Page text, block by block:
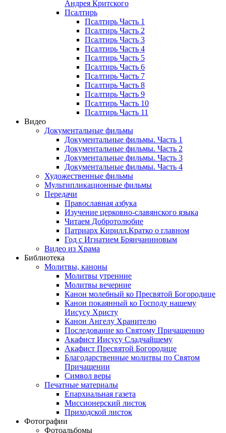
Андрея Критского
Псалтирь
Псалтирь Часть 1
Псалтирь Часть 2
Псалтирь Часть 3
Псалтирь Часть 4
Псалтирь Часть 5
Псалтирь Часть 6
Псалтирь Часть 7
Псалтирь Часть 8
Псалтирь Часть 9
Псалтирь Часть 10
Псалтирь Часть 11
Видео
Документальные фильмы
Документальные фильмы. Часть 1
Документальные фильмы. Часть 2
Документальные фильмы. Часть 3
Документальные фильмы. Часть 4
Художественные фильмы
Мультипликационные фильмы
Передачи
Православная азбука
Изучение церковно-славянского языка
Читаем Добротолюбие
Патриарх Кирилл.Кратко о главном
Год с Игнатием Брянчаниновым
Видео из Храма
Библиотека
Молитвы, каноны
Молитвы утренние
Молитвы вечерние
Канон молебный ко Пресвятой Богородице
Канон покаянный ко Господу нашему
Иисусу Христу
Канон Ангелу Хранителю
Последование ко Святому Причащению
Акафист Иисусу Сладчайшему
Акафист Пресвятой Богородице
Благодарственные молитвы по Святом
Причащении
Символ веры
Печатные материалы
Епархиальная газета
Миссионерский листок
Приходской листок
Фотографии
Фотоальбомы